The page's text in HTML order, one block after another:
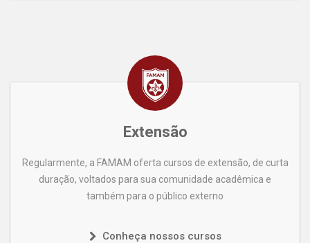
Extensão
Regularmente, a FAMAM oferta cursos de extensão, de curta
duração, voltados para sua comunidade acadêmica e
também para o público externo
Conheça nossos cursos